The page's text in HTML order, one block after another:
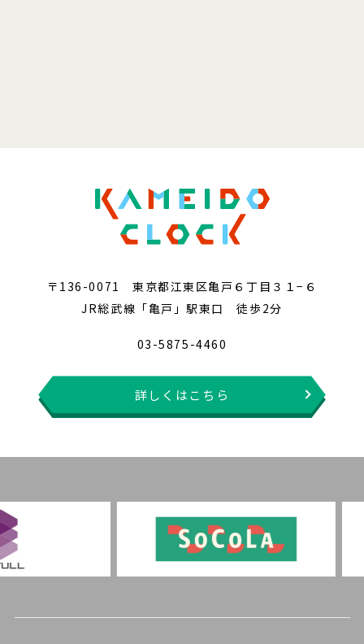
〒136-0071 東京都江東区亀戸６丁目３１−６
JR総武線「亀戸」駅東口 徒歩2分
03-5875-4460
詳しくはこちら